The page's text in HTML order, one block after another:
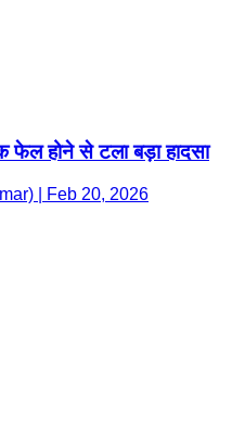
फेल होने से टला बड़ा हादसा
| Feb 20, 2026